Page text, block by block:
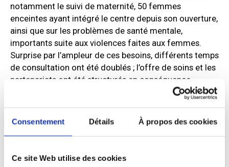
Consentement Détails À propos des cookies
Ce site Web utilise des cookies
notamment le suivi de maternité, 50 femmes
enceintes ayant intégré le centre depuis son ouverture,
ainsi que sur les problèmes de santé mentale,
importants suite aux violences faites aux femmes.
Surprise par l’ampleur de ces besoins, différents temps
de consultation ont été doublés ; l’offre de soins et les
partenariats ont été structurés en conséquence.
Pour s’occuper des femmes enceintes et des jeunes
La PMI 75 est présente 3 demies journées par semaine
pour la coordination des parcours de soins des
semaine, réalisent les bilans santé pour tous les